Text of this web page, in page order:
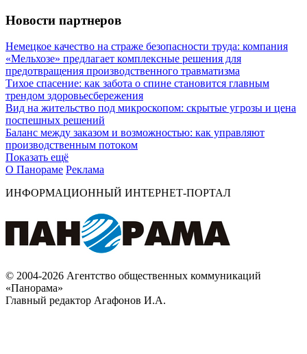
Новости партнеров
Немецкое качество на страже безопасности труда: компания
«Мельхозе» предлагает комплексные решения для
предотвращения производственного травматизма
Тихое спасение: как забота о спине становится главным
трендом здоровьесбережения
Вид на жительство под микроскопом: скрытые угрозы и цена
поспешных решений
Баланс между заказом и возможностью: как управляют
производственным потоком
Показать ещё
О Панораме Реклама
ИНФОРМАЦИОННЫЙ ИНТЕРНЕТ-ПОРТАЛ
© 2004-2026 Агентство общественных коммуникаций
«Панорама»
Главный редактор Агафонов И.А.